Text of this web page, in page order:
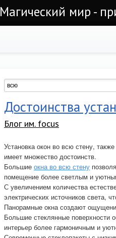
Магический мир -
Достоинства
Блог им. focus
Установка окон во всю стену,
имеет множество достоинств.
Большие окна во всю стену
помещение более светлым и
С увеличением количества
электрических источников света,
Панорамные окна создают
Большие стеклянные
интерьер более гармоничным и